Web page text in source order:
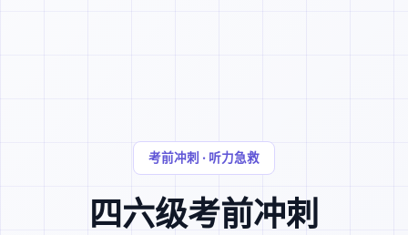
考前冲刺 · 听力急救
四六级考前冲刺